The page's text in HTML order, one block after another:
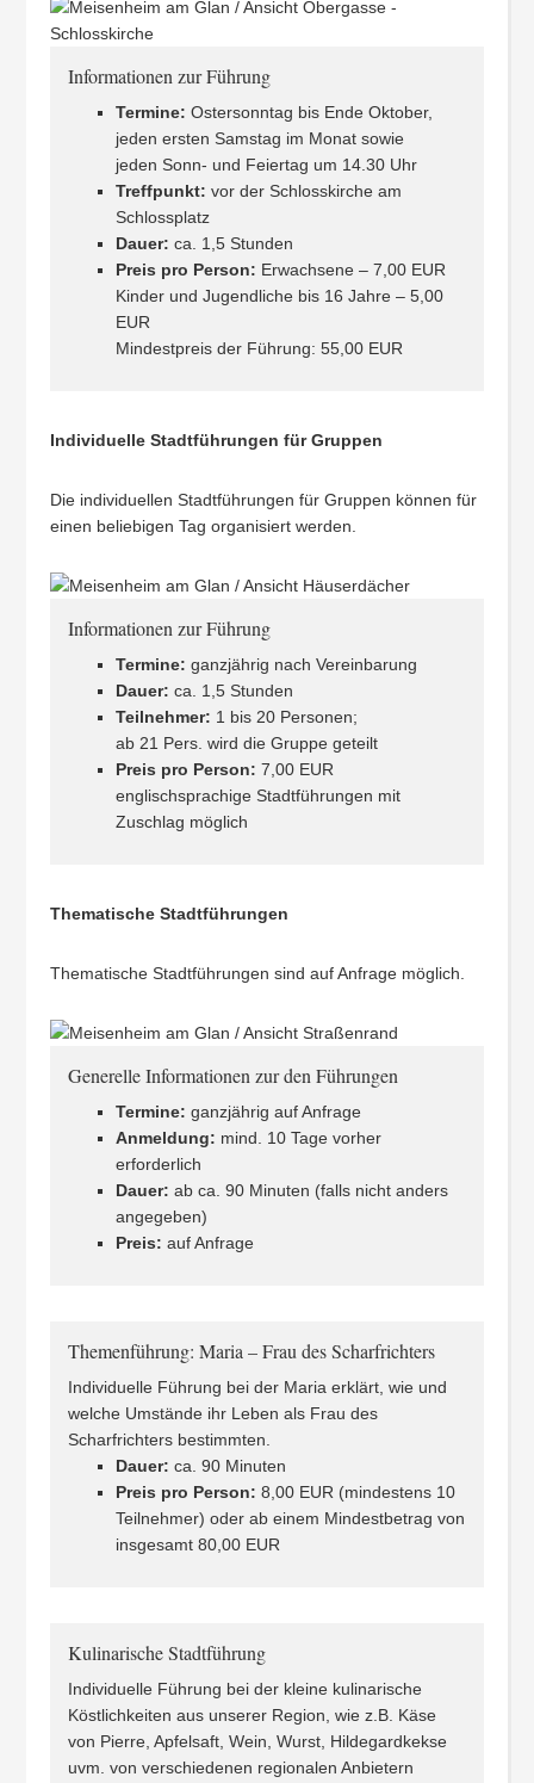
Informationen zur Führung
Termine: Ostersonntag bis Ende Oktober,
jeden ersten Samstag im Monat sowie
jeden Sonn- und Feiertag um 14.30 Uhr
Treffpunkt: vor der Schlosskirche am
Schlossplatz
Dauer: ca. 1,5 Stunden
Preis pro Person: Erwachsene – 7,00 EUR
Kinder und Jugendliche bis 16 Jahre – 5,00
EUR
Mindestpreis der Führung: 55,00 EUR
Individuelle Stadtführungen für Gruppen
Die individuellen Stadtführungen für Gruppen können für
einen beliebigen Tag organisiert werden.
Informationen zur Führung
Termine: ganzjährig nach Vereinbarung
Dauer: ca. 1,5 Stunden
Teilnehmer: 1 bis 20 Personen;
ab 21 Pers. wird die Gruppe geteilt
Preis pro Person: 7,00 EUR
englischsprachige Stadtführungen mit
Zuschlag möglich
Thematische Stadtführungen
Thematische Stadtführungen sind auf Anfrage möglich.
Generelle Informationen zur den Führungen
Termine: ganzjährig auf Anfrage
Anmeldung: mind. 10 Tage vorher
erforderlich
Dauer: ab ca. 90 Minuten (falls nicht anders
angegeben)
Preis: auf Anfrage
Themenführung: Maria – Frau des Scharfrichters
Individuelle Führung bei der Maria erklärt, wie und
welche Umstände ihr Leben als Frau des
Scharfrichters bestimmten.
Dauer: ca. 90 Minuten
Preis pro Person: 8,00 EUR (mindestens 10
Teilnehmer) oder ab einem Mindestbetrag von
insgesamt 80,00 EUR
Kulinarische Stadtführung
Individuelle Führung bei der kleine kulinarische
Köstlichkeiten aus unserer Region, wie z.B. Käse
von Pierre, Apfelsaft, Wein, Wurst, Hildegardkekse
uvm. von verschiedenen regionalen Anbietern